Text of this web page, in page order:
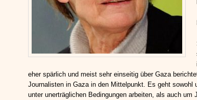
eher spärlich und meist sehr einseitig über Gaza
Journalisten in Gaza in den Mittelpunkt. Es geht
unter unerträglichen Bedingungen arbeiten, als auch um